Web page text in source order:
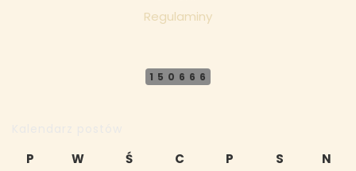
Regulaminy
150666
P W Ś C P S
N